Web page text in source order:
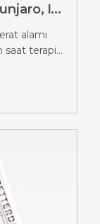
Ini
alami
saat terapi